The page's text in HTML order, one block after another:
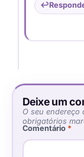
Deixe um
O seu endereço
obrigatórios
Comentário *